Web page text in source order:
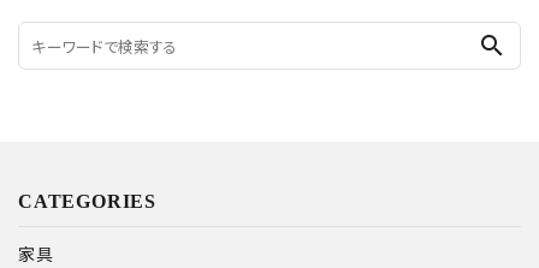
search
CATEGORIES
家具